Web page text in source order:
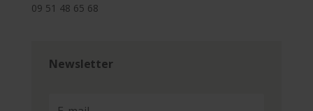
09 51 48 65 68
Newsletter